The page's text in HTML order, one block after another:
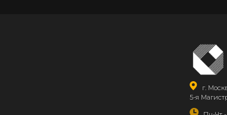
г.
5-я